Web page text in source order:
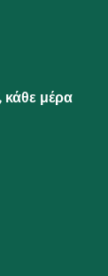
κάθε μέρα